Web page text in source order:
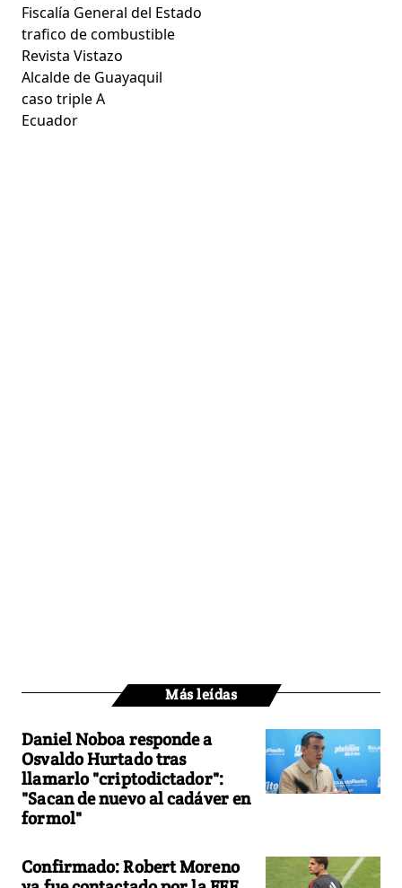
Fiscalía General del Estado
trafico de combustible
Revista Vistazo
Alcalde de Guayaquil
caso triple A
Ecuador
Más leídas
Daniel Noboa responde a
Osvaldo Hurtado tras
llamarlo "criptodictador":
"Sacan de nuevo al cadáver en
formol"
Confirmado: Robert Moreno